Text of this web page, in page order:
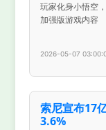
玩家化身小悟空
加强版游戏内容
2026-05-07
索尼宣布17
3.6%